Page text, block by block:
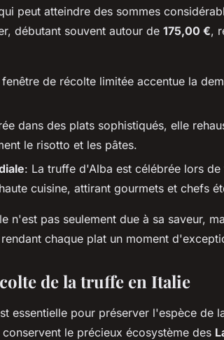
peut atteindre des sommes
débutant souvent autour de 175,00 €,
fenêtre de récolte limitée accentue la
dans des plats sophistiqués, elle
le risotto et les pâtes.
: La truffe d'Alba est célébrée lors
cuisine, attirant gourmets et chefs
n'est pas seulement due à sa saveur,
chaque plat un moment
de la truffe en Italie
essentielle pour préserver l'espèce de
le précieux écosystème des